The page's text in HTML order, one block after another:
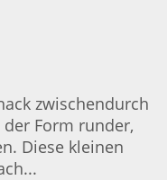
zwischendurch
Form runder,
Diese kleinen